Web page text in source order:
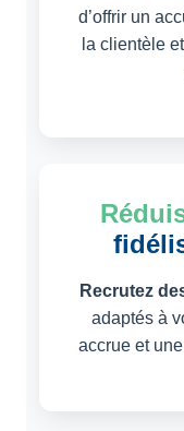
d’offrir un
la clientèle
Recrutez
adaptés à
accrue et